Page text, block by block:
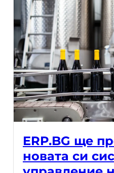
ERP.BG ще
новата си